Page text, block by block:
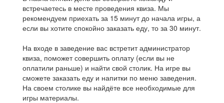
встречаетесь в месте проведения квиза. Мы
рекомендуем приехать за 15 минут до начала игры, а
если вы хотите спокойно заказать еду, то за 30 минут.
На входе в заведение вас встретит администратор
квиза, поможет совершить оплату (если вы не
оплатили раньше) и найти свой столик. На игре вы
сможете заказать еду и напитки по меню заведения.
На своем столике вы найдёте все необходимые для
игры материалы.